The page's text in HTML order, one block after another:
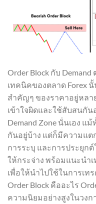
Order Block กับ
เทคนิคของตลาด Forex
สำคัญๆ ของราคาอยู่หล
เข้าใจผิดและใช้สับสนกัน
Demand Zone นั่นเอง
กันอยู่บ้าง แต่ก็มีความแต
การระบุ และการประยุก
ให้กระจ่าง พร้อมแนะนำ
เพื่อให้นำไปใช้ในการเ
Order Block คืออะไร
ความนิยมอย่างสูงในวงกา